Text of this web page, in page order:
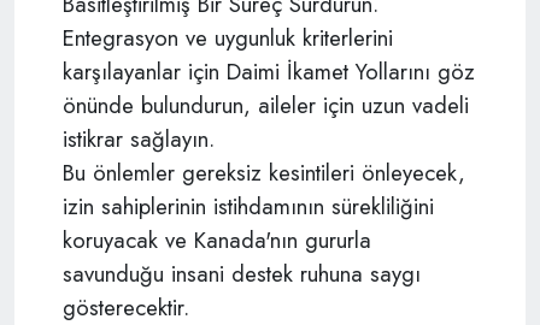
Entegrasyon ve uygunluk kriterlerini
karşılayanlar için Daimi İkamet Yollarını göz
önünde bulundurun, aileler için uzun vadeli
istikrar sağlayın.
Bu önlemler gereksiz kesintileri önleyecek,
izin sahiplerinin istihdamının sürekliliğini
koruyacak ve Kanada'nın gururla
savunduğu insani destek ruhuna saygı
gösterecektir.